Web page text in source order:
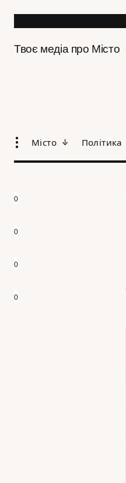
Твоє медіа про Місто
Місто Політика
0
0
0
0